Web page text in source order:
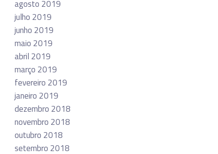
agosto 2019
julho 2019
junho 2019
maio 2019
abril 2019
março 2019
fevereiro 2019
janeiro 2019
dezembro 2018
novembro 2018
outubro 2018
setembro 2018